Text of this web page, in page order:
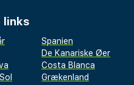
links
Spanien
De Kanariske Øer
Costa Blanca
Grækenland